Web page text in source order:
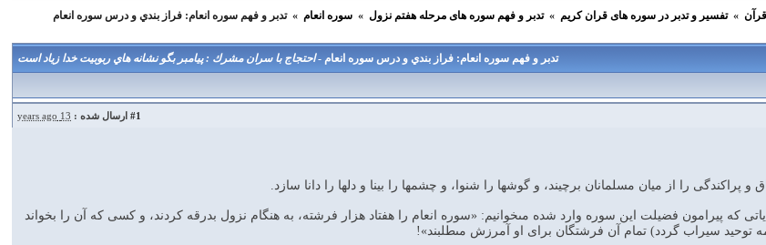
» تفسير و تدبر در سوره های قران كريم » تدبر و فهم سوره های مرحله هفتم نزول » سوره انعام » تدبر و فهم سوره انعام: فراز بندي و درس سوره انعام
تدبر و فهم سوره انعام: فراز بندي و درس سوره انعام -احتجاج با سران مشرك : پيامبر بگو نشانه هاي ربوبيت خدا زياد است
#1 ارسال شده : 13 years ago
پراكندگى را از ميان مسلمانان برچيند، و گوشها را شنوا، و چشمها را بينا و دلها را دانا سازد.
كه پيرامون فضيلت اين سوره وارد شده مى‏خوانيم: «سوره انعام را هفتاد هزار فرشته، به هنگام نزول بدرقه كردند، و كسى كه آن را بخواند
سيراب گردد) تمام آن فرشتگان براى او آمرزش مى‏طلبند»!